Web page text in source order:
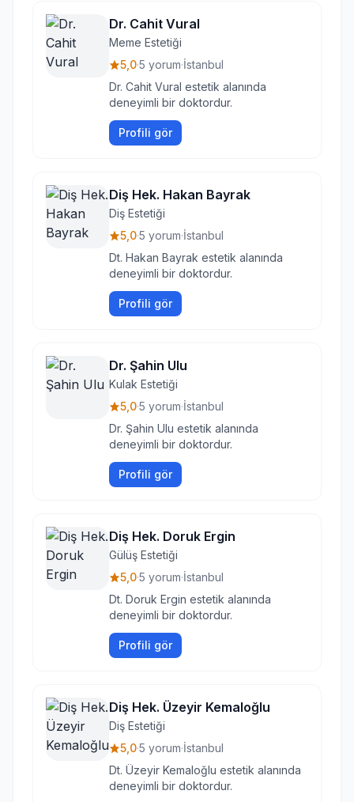
Dr. Cahit Vural
Meme Estetiği
5,0·5 yorum·İstanbul
Dr. Cahit Vural estetik alanında
deneyimli bir doktordur.
Profili gör
Diş Hek. Hakan Bayrak
Diş Estetiği
5,0·5 yorum·İstanbul
Dt. Hakan Bayrak estetik alanında
deneyimli bir doktordur.
Profili gör
Dr. Şahin Ulu
Kulak Estetiği
5,0·5 yorum·İstanbul
Dr. Şahin Ulu estetik alanında
deneyimli bir doktordur.
Profili gör
Diş Hek. Doruk Ergin
Gülüş Estetiği
5,0·5 yorum·İstanbul
Dt. Doruk Ergin estetik alanında
deneyimli bir doktordur.
Profili gör
Diş Hek. Üzeyir Kemaloğlu
Diş Estetiği
5,0·5 yorum·İstanbul
Dt. Üzeyir Kemaloğlu estetik alanında
deneyimli bir doktordur.